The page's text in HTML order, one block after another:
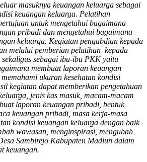
masuknya keuangan keluarga sebagai
keuangan keluarga. Pelatihan
untuk mengetahui bagaimana
pribadi dan mengetahui bagaimana
keluarga. Kegiatan pengabdian kepada
melalui pemberian pelatihan kepada
sebagai ibu-ibu PKK yaitu
membuat laporan keuangan
ukuran kesehatan kondisi
kegiatan dapat memberikan pengetahuan
jenis kas masuk, macam-macam
laporan keuangan pribadi, bentuk
keuangan pribadi, masa kerja-masa
kondisi keuangan keluarga dengan baik
wawasan, menginspirasi, mengubah
Sambirejo Kabupaten Madiun dalam
keuangan.